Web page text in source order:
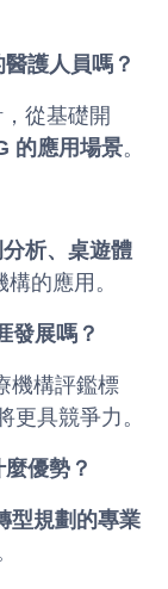
護人員嗎？
從基礎開
的應用場景。
析、桌遊體
的應用。
發展嗎？
機構評鑑標
更具競爭力。
優勢？
型規劃的專業